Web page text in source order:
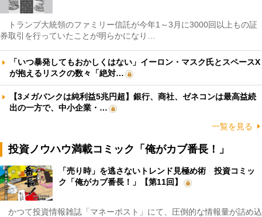
トランプ大統領のファミリー信託が今年1～3月に3000回以上もの証
券取引を行っていたことが明らかになり…
「いつ暴発してもおかしくはない」イーロン・マスク氏とスペースX
が抱えるリスクの数々「絶対…
【3メガバンクは純利益5兆円超】銀行、商社、ゼネコンは最高益続
出の一方で、中小企業・…
一覧を見る
投資ノウハウ満載コミック「俺がカブ番長！」
「売り時」を逃さないトレンド見極め術 投資コミッ
ク「俺がカブ番長！」【第11回】
かつて投資情報雑誌「マネーポスト」にて、圧倒的な情報量が詰め込